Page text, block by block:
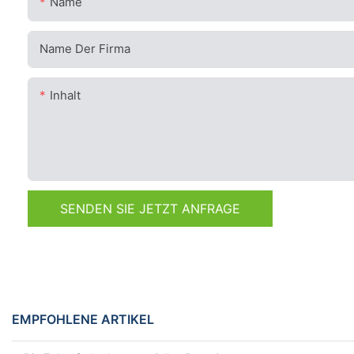
Name Der Firma
Inhalt
SENDEN SIE JETZT ANFRAGE
EMPFOHLENE ARTIKEL